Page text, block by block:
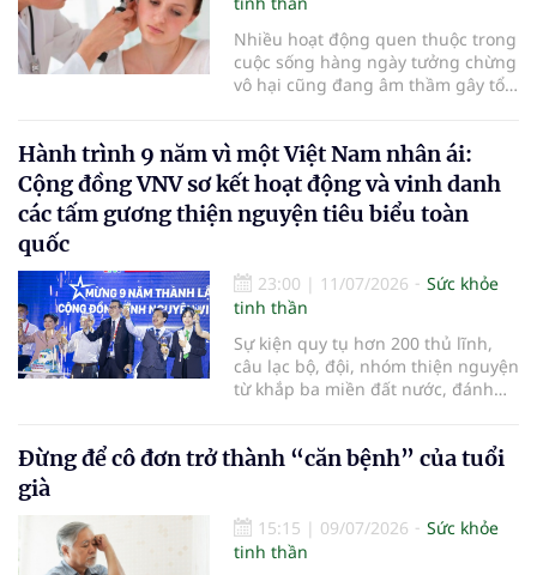
Nhiều hoạt động quen thuộc trong
cuộc sống hàng ngày tưởng chừng
vô hại cũng đang âm thầm gây tổn
trì khả năng nghe trong nhiều
thập kỷ sau này…
Hành trình 9 năm vì một Việt Nam nhân ái:
Cộng đồng VNV sơ kết hoạt động và vinh danh
các tấm gương thiện nguyện tiêu biểu toàn
quốc
23:00 | 11/07/2026
Sức khỏe
tinh thần
Sự kiện quy tụ hơn 200 thủ lĩnh,
câu lạc bộ, đội, nhóm thiện nguyện
từ khắp ba miền đất nước, đánh
thức ra mắt Mạng lưới Hội viên
Đừng để cô đơn trở thành “căn bệnh” của tuổi
già
15:15 | 09/07/2026
Sức khỏe
tinh thần